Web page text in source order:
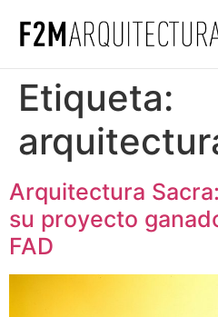
Etiqueta:
Arquitectura
su proyecto
FAD